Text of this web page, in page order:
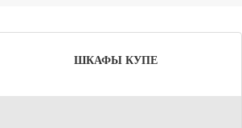
ШКАФЫ КУПЕ